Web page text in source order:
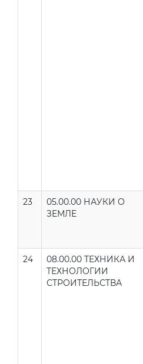
23
05.00.00 НАУКИ О
ЗЕМЛЕ
24
08.00.00 ТЕХНИКА И
ТЕХНОЛОГИИ
СТРОИТЕЛЬСТВА